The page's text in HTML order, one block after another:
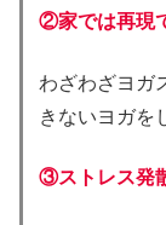
②家では再現
わざわざヨガ
きないヨガを
③ストレス発